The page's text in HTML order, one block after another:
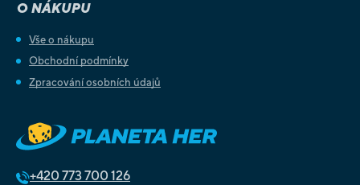
O NÁKUPU
Vše o nákupu
Obchodní podmínky
Zpracování osobních údajů
+420 773 700 126